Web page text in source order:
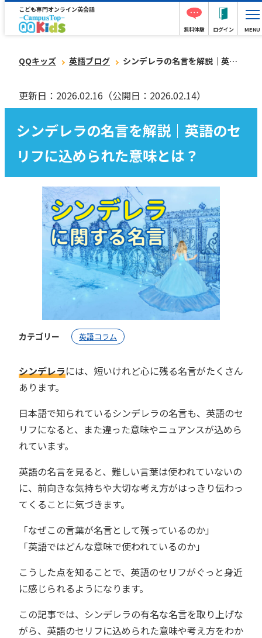
こども専門オンライン英会話
無料体験 ログイン MENU
QQキッズ 英語ブログ シンデレラの名言を解説｜英語のセリフに込められた意味とは？
更新日：2026.02.16 （公開日：2026.02.14）
シンデレラの名言を解説｜英語のセ
リフに込められた意味とは？
カテゴリー 英語コラム
シンデレラには、短いけれど心に残る名言がたくさん
あります。
日本語で知られているシンデレラの名言も、英語のセ
リフになると、また違った意味やニュアンスが込めら
れています。
英語の名言を見ると、難しい言葉は使われていないの
に、前向きな気持ちや大切な考え方がはっきり伝わっ
てくることに気づきます。
「なぜこの言葉が名言として残っているのか」
「英語ではどんな意味で使われているのか」
こうした点を知ることで、英語のセリフがぐっと身近
に感じられるようになります。
この記事では、シンデレラの有名な名言を取り上げな
がら、英語のセリフに込められた意味や考え方をわか